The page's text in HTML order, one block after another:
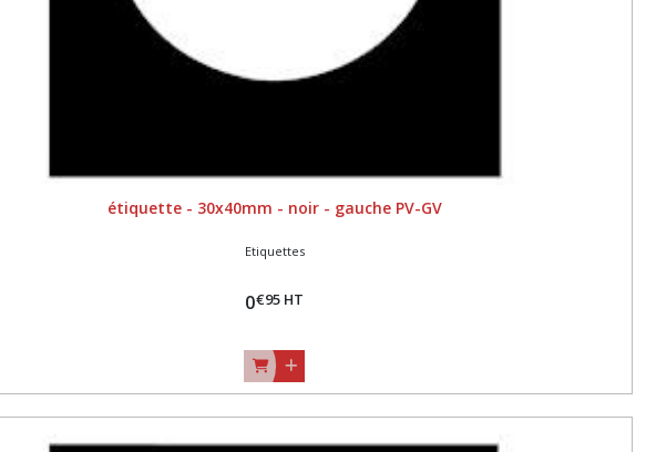
étiquette - 30x40mm - noir - gauche PV-GV
Etiquettes
0€95 HT